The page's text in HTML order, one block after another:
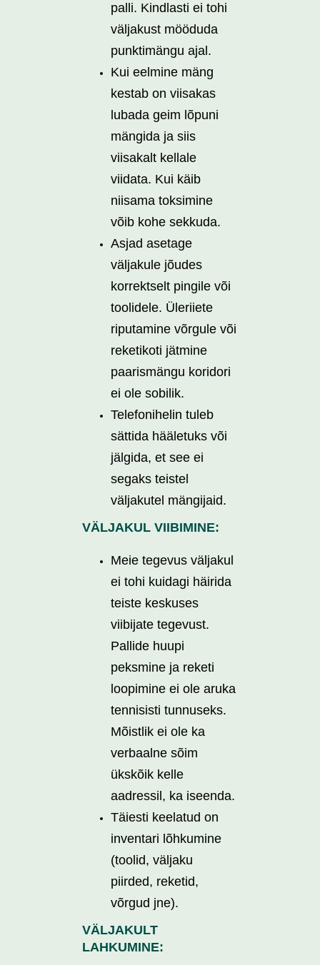
palli. Kindlasti ei tohi
väljakust mööduda
punktimängu ajal.
Kui eelmine mäng
kestab on viisakas
lubada geim lõpuni
mängida ja siis
viisakalt kellale
viidata. Kui käib
niisama toksimine
võib kohe sekkuda.
Asjad asetage
väljakule jõudes
korrektselt pingile või
toolidele. Üleriiete
riputamine võrgule või
reketikoti jätmine
paarismängu koridori
ei ole sobilik.
Telefonihelin tuleb
sättida hääletuks või
jälgida, et see ei
segaks teistel
väljakutel mängijaid.
VÄLJAKUL VIIBIMINE:
Meie tegevus väljakul
ei tohi kuidagi häirida
teiste keskuses
viibijate tegevust.
Pallide huupi
peksmine ja reketi
loopimine ei ole aruka
tennisisti tunnuseks.
Mõistlik ei ole ka
verbaalne sõim
ükskõik kelle
aadressil, ka iseenda.
Täiesti keelatud on
inventari lõhkumine
(toolid, väljaku
piirded, reketid,
võrgud jne).
VÄLJAKULT
LAHKUMINE: